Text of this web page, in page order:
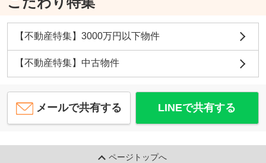
【不動産特集】3000万円以下物件
【不動産特集】中古物件
メールで共有する LINEで共有する
ページトップへ